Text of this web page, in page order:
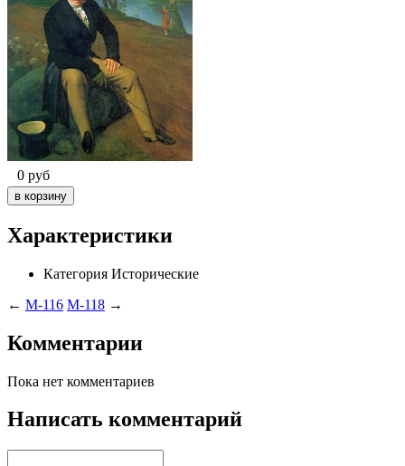
0 руб
Характеристики
Категория Исторические
← M-116 M-118 →
Комментарии
Пока нет комментариев
Написать комментарий